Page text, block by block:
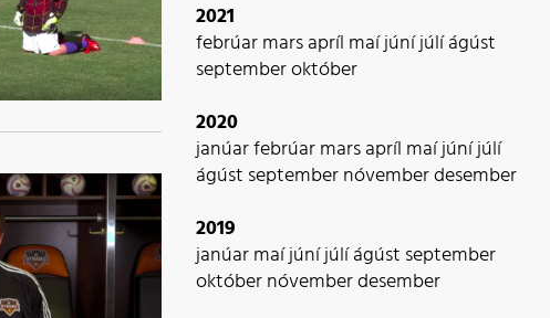
2021
febrúarmarsapríl maíjúníjúlíágúst
septemberoktóber
2020
janúarfebrúarmarsapríl maíjúníjúlí
ágúst septembernóvemberdesember
2019
janúarmaíjúníjúlíágúst september
októbernóvemberdesember